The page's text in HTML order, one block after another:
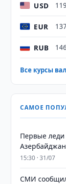
USD
EUR
RUB
Все курсы
САМОЕ
Первые леди
15:30 · 31/07
СМИ